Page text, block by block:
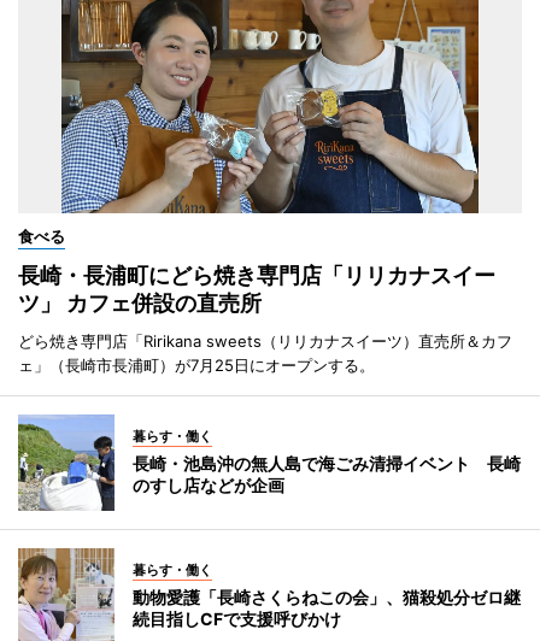
食べる
長崎・長浦町にどら焼き専門店「リリカナスイー
ツ」 カフェ併設の直売所
どら焼き専門店「Ririkana sweets（リリカナスイーツ）直売所＆カフ
ェ」（長崎市長浦町）が7月25日にオープンする。
暮らす・働く
長崎・池島沖の無人島で海ごみ清掃イベント 長崎
のすし店などが企画
暮らす・働く
動物愛護「長崎さくらねこの会」、猫殺処分ゼロ継
続目指しCFで支援呼びかけ